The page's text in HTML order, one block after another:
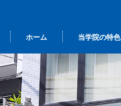
ホーム 当学院の特色